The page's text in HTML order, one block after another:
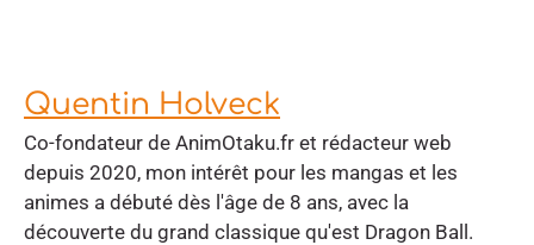
Quentin Holveck
Co-fondateur de AnimOtaku.fr et rédacteur web
depuis 2020, mon intérêt pour les mangas et les
animes a débuté dès l'âge de 8 ans, avec la
découverte du grand classique qu'est Dragon Ball.